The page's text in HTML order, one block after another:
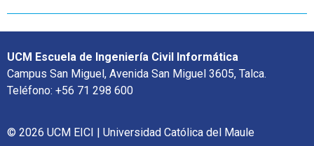
UCM Escuela de Ingeniería Civil Informática
Campus San Miguel, Avenida San Miguel 3605, Talca.
Teléfono: +56 71 298 600
© 2026 UCM EICI | Universidad Católica del Maule